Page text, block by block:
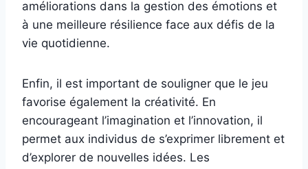
améliorations dans la gestion des émotions et
à une meilleure résilience face aux défis de la
vie quotidienne.
Enfin, il est important de souligner que le jeu
favorise également la créativité. En
encourageant l’imagination et l’innovation, il
permet aux individus de s’exprimer librement et
d’explorer de nouvelles idées. Les